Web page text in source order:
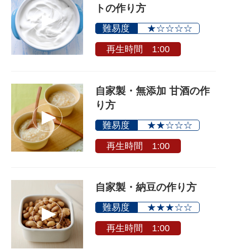
トの作り方
難易度 ★☆☆☆☆
再生時間 1:00
自家製・無添加 甘酒の作
り方
難易度 ★★☆☆☆
再生時間 1:00
自家製・納豆の作り方
難易度 ★★★☆☆
再生時間 1:00